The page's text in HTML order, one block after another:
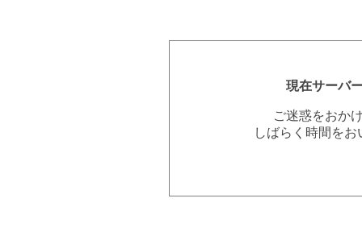
現在サーバ
ご迷惑をおか
しばらく時間を